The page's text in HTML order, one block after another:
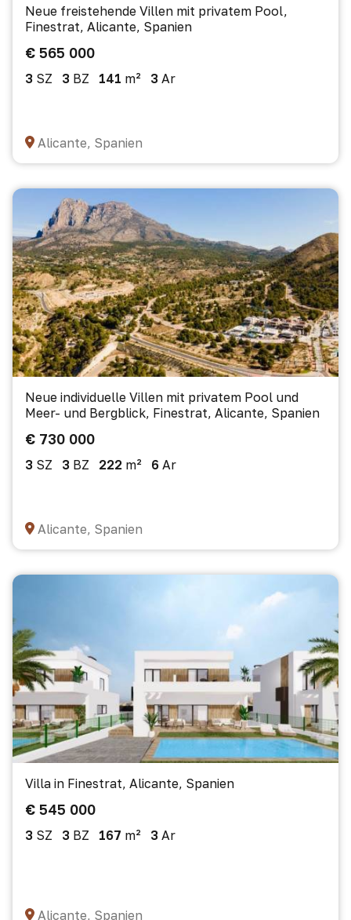
Neue freistehende Villen mit privatem Pool,
Finestrat, Alicante, Spanien
€ 565 000
3 SZ 3 BZ 141 m² 3 Ar
Alicante, Spanien
Neue individuelle Villen mit privatem Pool und
Meer- und Bergblick, Finestrat, Alicante, Spanien
€ 730 000
3 SZ 3 BZ 222 m² 6 Ar
Alicante, Spanien
Villa in Finestrat, Alicante, Spanien
€ 545 000
3 SZ 3 BZ 167 m² 3 Ar
Alicante, Spanien